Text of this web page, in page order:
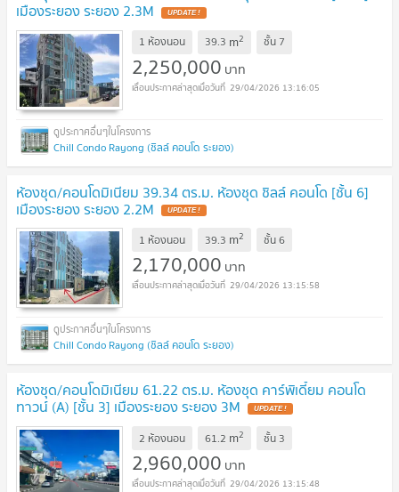
เมืองระยอง ระยอง 2.3M
1 ห้องนอน 39.3 m2 ชั้น 7
2,250,000 บาท
29/04/2026 13:16:05
Chill Condo Rayong (ชิลล์ คอนโด ระยอง)
ห้องชุด/คอนโดมิเนียม 39.34 ตร.ม. ห้องชุด ชิลล์ คอนโด [ชั้น 6]
เมืองระยอง ระยอง 2.2M
1 ห้องนอน 39.3 m2 ชั้น6
2,170,000 บาท
29/04/2026 13:15:58
Chill Condo Rayong (ชิลล์ คอนโด ระยอง)
ห้องชุด/คอนโดมิเนียม 61.22 ตร.ม. ห้องชุด คาร์พิเดี้ยม คอนโด
ทาวน์ (A) [ชั้น 3] เมืองระยอง ระยอง 3M
2 ห้องนอน 61.2 m2 ชั้น 3
2,960,000 บาท
29/04/2026 13:15:48